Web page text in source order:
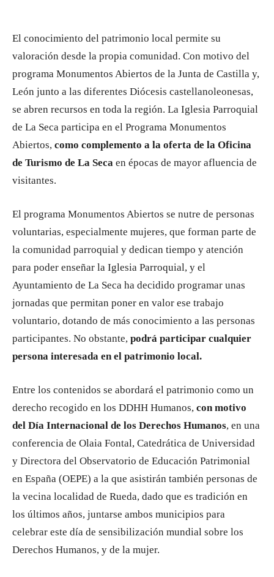
El conocimiento del patrimonio local permite su
valoración desde la propia comunidad. Con motivo del
programa Monumentos Abiertos de la Junta de Castilla y,
León junto a las diferentes Diócesis castellanoleonesas,
se abren recursos en toda la región. La Iglesia Parroquial
de La Seca participa en el Programa Monumentos
Abiertos, como complemento a la oferta de la Oficina
de Turismo de La Seca en épocas de mayor afluencia de
visitantes.
El programa Monumentos Abiertos se nutre de personas
voluntarias, especialmente mujeres, que forman parte de
la comunidad parroquial y dedican tiempo y atención
para poder enseñar la Iglesia Parroquial, y el
Ayuntamiento de La Seca ha decidido programar unas
jornadas que permitan poner en valor ese trabajo
voluntario, dotando de más conocimiento a las personas
participantes. No obstante, podrá participar cualquier
persona interesada en el patrimonio local.
Entre los contenidos se abordará el patrimonio como un
derecho recogido en los DDHH Humanos, con motivo
del Día Internacional de los Derechos Humanos, en una
conferencia de Olaia Fontal, Catedrática de Universidad
y Directora del Observatorio de Educación Patrimonial
en España (OEPE) a la que asistirán también personas de
la vecina localidad de Rueda, dado que es tradición en
los últimos años, juntarse ambos municipios para
celebrar este día de sensibilización mundial sobre los
Derechos Humanos, y de la mujer.